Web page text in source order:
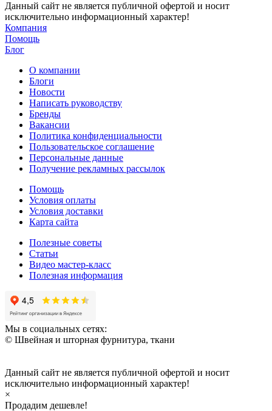
Данный сайт не является публичной офертой и носит
исключительно информационный характер!
Компания
Помощь
Блог
О компании
Блоги
Новости
Написать руководству
Бренды
Вакансии
Политика конфиденциальности
Пользовательское соглашение
Персональные данные
Получение рекламных рассылок
Помощь
Условия оплаты
Условия доставки
Карта сайта
Полезные советы
Статьи
Видео мастер-класс
Полезная информация
Мы в социальных сетях:
© Швейная и шторная фурнитура, ткани
Данный сайт не является публичной офертой и носит
исключительно информационный характер!
×
Продадим дешевле!